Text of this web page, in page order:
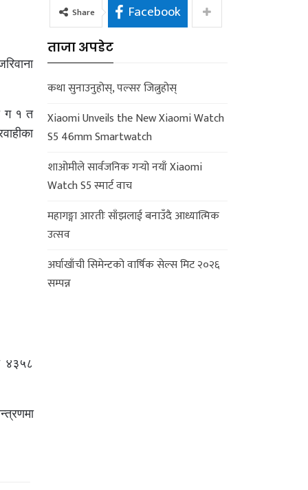
Share Facebook
ग १ त
४३५८
ताजा अपडेट
कथा सुनाउनुहोस्, पल्सर जित्नुहोस्
Xiaomi Unveils the New Xiaomi Watch
S5 46mm Smartwatch
शाओमीले सार्वजनिक गर्‍यो नयाँ Xiaomi
Watch S5 स्मार्ट वाच
महागङ्गा आरतीः साँझलाई बनाउँदै आध्यात्मिक
उत्सव
अर्घाखाँची सिमेन्टको वार्षिक सेल्स मिट २०२६
सम्पन्न